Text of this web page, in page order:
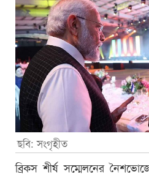
ছবি: সংগৃহীত
ব্রিকস শীর্ষ সম্মেলনের